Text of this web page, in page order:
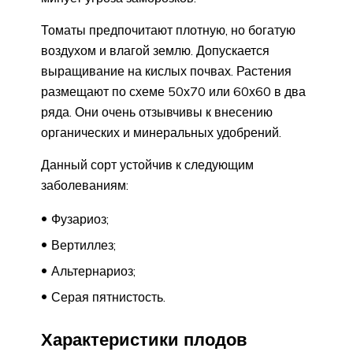
Томаты предпочитают плотную, но богатую
воздухом и влагой землю. Допускается
выращивание на кислых почвах. Растения
размещают по схеме 50х70 или 60х60 в два
ряда. Они очень отзывчивы к внесению
органических и минеральных удобрений.
Данный сорт устойчив к следующим
заболеваниям:
Фузариоз;
Вертиллез;
Альтернариоз;
Серая пятнистость.
Характеристики плодов